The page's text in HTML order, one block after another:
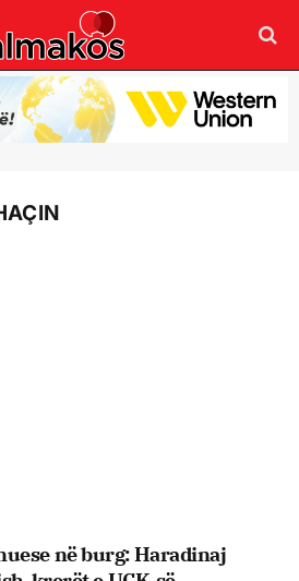
në burg: Haradinaj